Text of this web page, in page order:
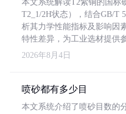
本文系统解读T2紫铜的国标
T2_1/2H状态），结合GB/T
析其力学性能指标及影响因
特性差异，为工业选材提供
2026年8月4日
喷砂都有多少目
本文系统介绍了喷砂目数的